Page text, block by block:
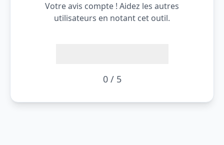
Votre avis compte ! Aidez les autres
utilisateurs en notant cet outil.
0 / 5